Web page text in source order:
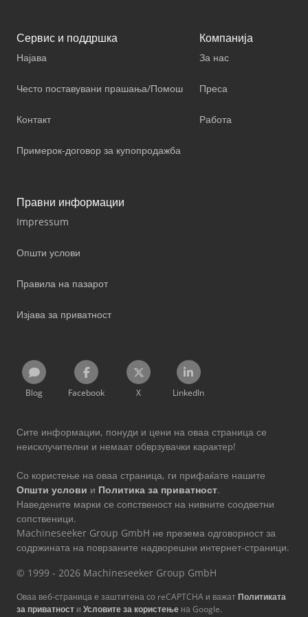
Сервис и поддршка
Најава
Често поставувани прашања/Помош
Контакт
Примерок-договор за купопродажба
Компанија
За нас
Преса
Работа
Правни информации
Impressum
Општи услови
Правила на пазарот
Изјава за приватност
Blog Facebook X LinkedIn
Сите информации, понуди и цени на оваа страница се
неисклучителни и немаат обврзувачки карактер!
Со користење на оваа страница, ги прифаќате нашите
Општи услови и Политика за приватност.
Наведените марки се сопственост на нивните соодветни
сопственици.
Machineseeker Group GmbH не презема одговорност за
содржината на поврзаните надворешни интернет-страници.
© 1999 - 2026 Machineseeker Group GmbH
Оваа веб-страница е заштитена со reCAPTCHA и важат Политиката
за приватност и Условите за користење на Google.